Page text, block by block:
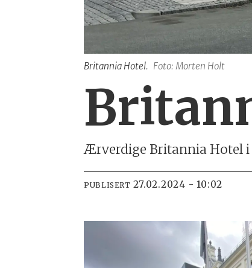
Britannia Hotel. Foto: Morten Holt
Ærverdige Britannia Hotel i
PUBLISERT 27.02.2024 - 10:02